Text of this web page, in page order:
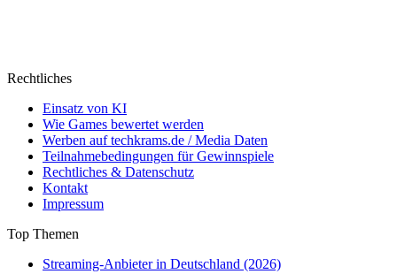
Rechtliches
Einsatz von KI
Wie Games bewertet werden
Werben auf techkrams.de / Media Daten
Teilnahmebedingungen für Gewinnspiele
Rechtliches & Datenschutz
Kontakt
Impressum
Top Themen
Streaming-Anbieter in Deutschland (2026)